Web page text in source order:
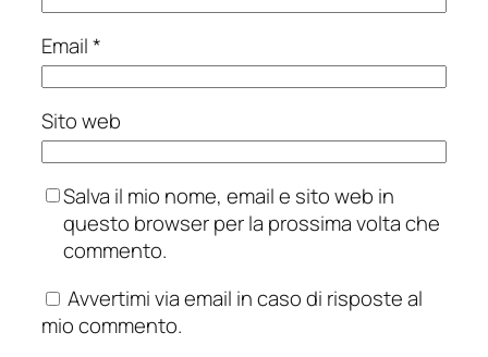
Email*
Sito web
Salva il mio nome, email e sito web in
questo browser per la prossima volta che
commento.
Avvertimi via email in caso di risposte al
mio commento.